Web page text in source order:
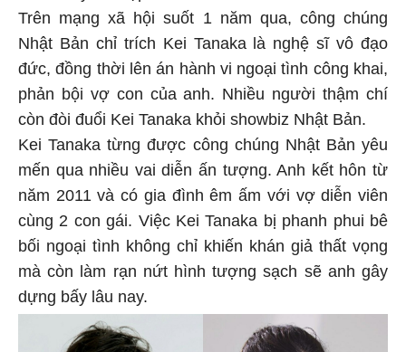
Trên mạng xã hội suốt 1 năm qua, công chúng
Nhật Bản chỉ trích Kei Tanaka là nghệ sĩ vô đạo
đức, đồng thời lên án hành vi ngoại tình công khai,
phản bội vợ con của anh. Nhiều người thậm chí
còn đòi đuổi Kei Tanaka khỏi showbiz Nhật Bản.
Kei Tanaka từng được công chúng Nhật Bản yêu
mến qua nhiều vai diễn ấn tượng. Anh kết hôn từ
năm 2011 và có gia đình êm ấm với vợ diễn viên
cùng 2 con gái. Việc Kei Tanaka bị phanh phui bê
bối ngoại tình không chỉ khiến khán giả thất vọng
mà còn làm rạn nứt hình tượng sạch sẽ anh gây
dựng bấy lâu nay.